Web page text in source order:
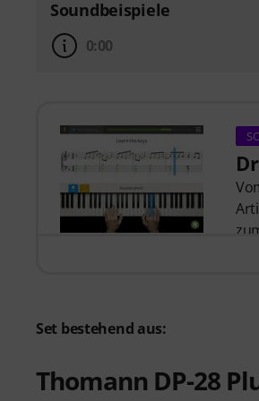
Soundbeispiele
0:00
Set bestehend aus:
Thomann DP-28